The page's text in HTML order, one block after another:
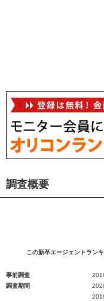
調査概要
この新卒エージェントラン
事前調査
調査期間